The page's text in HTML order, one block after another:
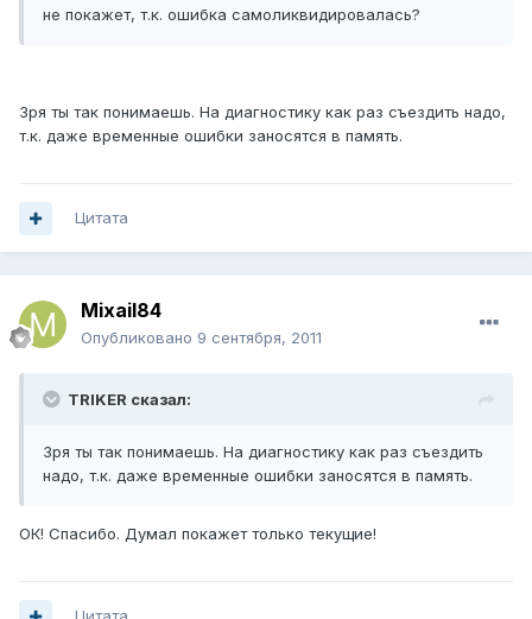
не покажет, т.к. ошибка самоликвидировалась?
Зря ты так понимаешь. На диагностику как раз съездить надо,
т.к. даже временные ошибки заносятся в память.
Цитата
Mixail84
Опубликовано 9 сентября, 2011
TRIKER сказал:
Зря ты так понимаешь. На диагностику как раз съездить
надо, т.к. даже временные ошибки заносятся в память.
ОК! Спасибо. Думал покажет только текущие!